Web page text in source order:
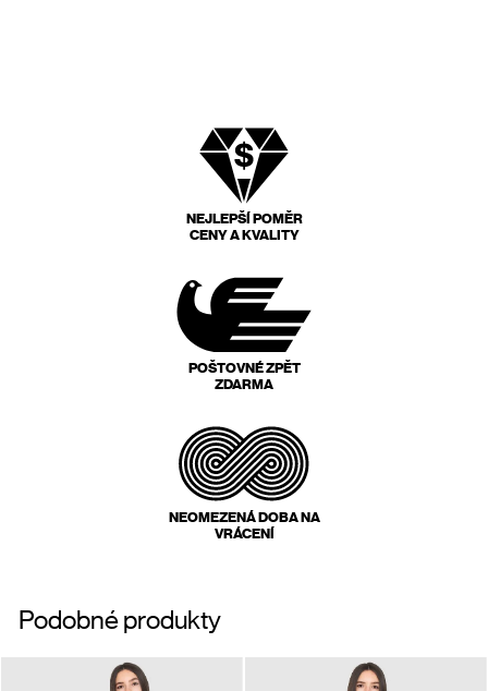
NEJLEPŠÍ POMĚR
CENY A KVALITY
POŠTOVNÉ ZPĚT
ZDARMA
NEOMEZENÁ DOBA NA
VRÁCENÍ
Podobné produkty